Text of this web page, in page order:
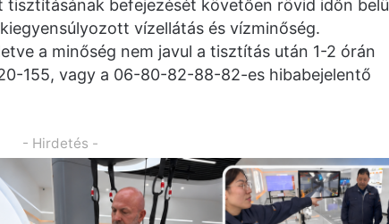
befejezését követően rövid időn belül
vízellátás és vízminőség.
a minőség nem javul a tisztítás után 1-2 órán
155, vagy a 06-80-82-88-82-es hibabejelentő
- Hirdetés -